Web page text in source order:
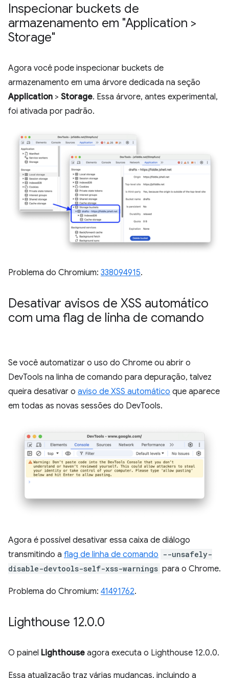
Inspecionar buckets de
armazenamento em "Application >
Storage"
Agora você pode inspecionar buckets de
armazenamento em uma árvore dedicada na seção
Application > Storage. Essa árvore, antes experimental,
foi ativada por padrão.
Problema do Chromium: 338094915.
Desativar avisos de XSS automático
com uma flag de linha de comando
Se você automatizar o uso do Chrome ou abrir o
DevTools na linha de comando para depuração, talvez
queira desativar o aviso de XSS automático que aparece
em todas as novas sessões do DevTools.
Agora é possível desativar essa caixa de diálogo
transmitindo a flag de linha de comando --unsafely-
disable-devtools-self-xss-warnings para o Chrome.
Problema do Chromium: 41491762.
Lighthouse 12.0.0
O painel Lighthouse agora executa o Lighthouse 12.0.0.
Essa atualização traz várias mudanças, incluindo a